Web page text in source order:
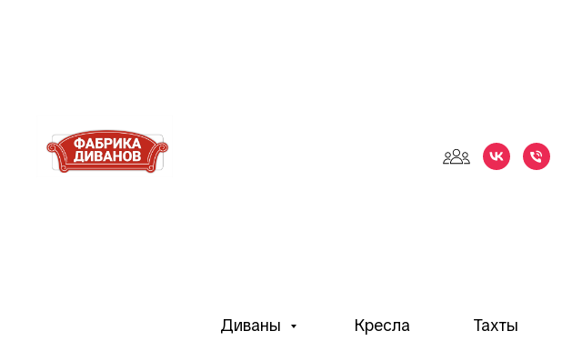
Диваны Кресла Тахты